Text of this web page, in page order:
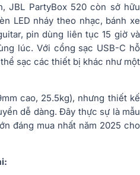
JBL PartyBox 520 còn sở hữu
LED nháy theo nhạc, bánh xe
pin dùng liên tục 15 giờ và
lúc. Với cổng sạc USB-C hỗ
sạc các thiết bị khác như một
cao, 25.5kg), nhưng thiết kế
dễ dàng. Đây thực sự là mẫu
đáng mua nhất năm 2025 cho